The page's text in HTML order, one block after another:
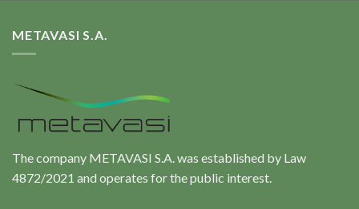
METAVASI S.A.
The company METAVASI S.A. was established by Law
4872/2021 and operates for the public interest.